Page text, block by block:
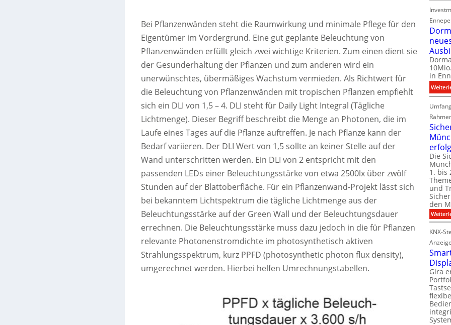
Bei Pflanzenwänden steht die Raumwirkung und minimale Pflege für den
Eigentümer im Vordergrund. Eine gut geplante Beleuchtung von
Pflanzenwänden erfüllt gleich zwei wichtige Kriterien. Zum einen dient sie
der Gesunderhaltung der Pflanzen und zum anderen wird ein
unerwünschtes, übermäßiges Wachstum vermieden. Als Richtwert für
die Beleuchtung von Pflanzenwänden mit tropischen Pflanzen empfiehlt
sich ein DLI von 1,5 – 4. DLI steht für Daily Light Integral (Tägliche
Lichtmenge). Dieser Begriff beschreibt die Menge an Photonen, die im
Laufe eines Tages auf die Pflanze auftreffen. Je nach Pflanze kann der
Bedarf variieren. Der DLI Wert von 1,5 sollte an keiner Stelle auf der
Wand unterschritten werden. Ein DLI von 2 entspricht mit den
passenden LEDs einer Beleuchtungsstärke von etwa 2500lx über zwölf
Stunden auf der Blattoberfläche. Für ein Pflanzenwand-Projekt lässt sich
bei bekanntem Lichtspektrum die tägliche Lichtmenge aus der
Beleuchtungsstärke auf der Green Wall und der Beleuchtungsdauer
errechnen. Die Beleuchtungsstärke muss dazu jedoch in die für Pflanzen
relevante Photonenstromdichte im photosynthetisch aktiven
Strahlungsspektrum, kurz PPFD (photosynthetic photon flux density),
umgerechnet werden. Hierbei helfen Umrechnungstabellen.
in
Die
1. bis
und
den
KNX-
Anzeige
Gira